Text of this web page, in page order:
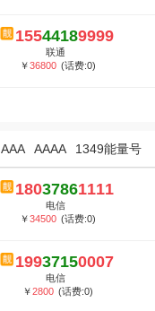
15544189999
联通
￥36800 (话费:0)
1349能量号
AAAA
AAA
18037861111
电信
￥34500 (话费:0)
19937150007
电信
￥2800 (话费:0)